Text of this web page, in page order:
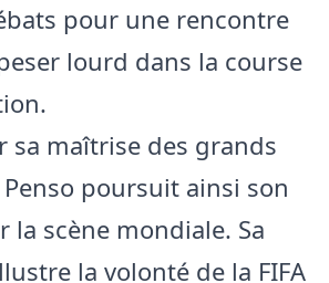
pour une rencontre
lourd dans la course
sa maîtrise des grands
poursuit ainsi son
la scène mondiale. Sa
la volonté de la FIFA